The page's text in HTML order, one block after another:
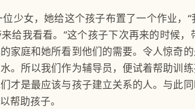
少女，她给这个孩子布置了一个作业，
给我看看。”这个孩子下次再来的时候
家庭和她所看到他们的需要。令人惊奇
。所以我们作为辅导员，便试着帮助训
是最应该与孩子建立关系的人。与此
帮助孩子。